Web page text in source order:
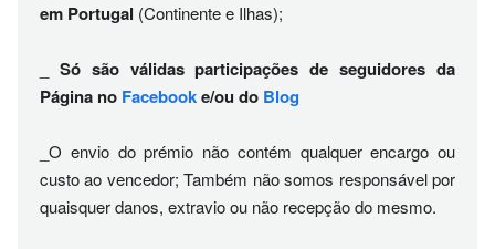
em Portugal (Continente e Ilhas);
Só são válidas participações de seguidores da
Página no Facebooke/ou do Blog
_O envio do prémio não contém qualquer encargo ou
custo ao vencedor; Também não somos responsável por
quaisquer danos, extravio ou não recepção do mesmo.